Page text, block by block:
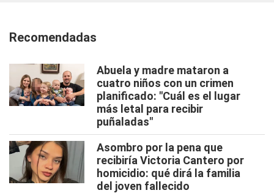
Recomendadas
Abuela y madre mataron a
cuatro niños con un crimen
planificado: "Cuál es el lugar
más letal para recibir
puñaladas"
Asombro por la pena que
recibiría Victoria Cantero por
homicidio: qué dirá la familia
del joven fallecido